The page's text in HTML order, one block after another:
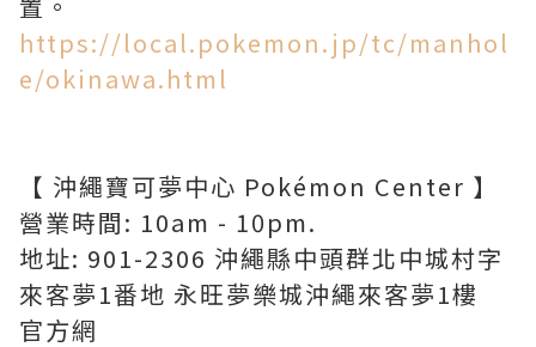
https://local.pokemon.jp/tc/manhol
e/okinawa.html
【 沖繩寶可夢中心 Pokémon Center 】
營業時間: 10am - 10pm.
地址: 901-2306 沖繩縣中頭群北中城村字
來客夢1番地 永旺夢樂城沖繩來客夢1樓
官方網